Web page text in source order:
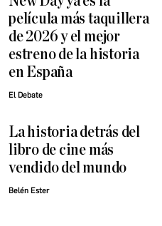
película más taquillera
de 2026 y el mejor
estreno de la historia
en España
El Debate
La historia detrás del
libro de cine más
vendido del mundo
Belén Ester